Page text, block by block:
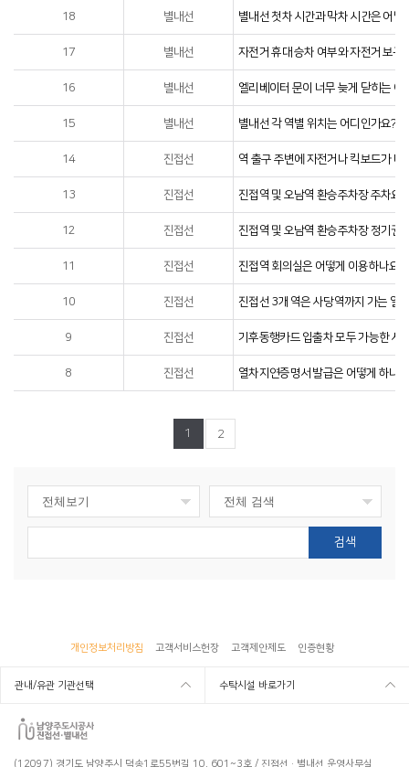
18 별내선 별내선 첫차 시간과 막차 시간은 어떻
17 별내선 자전거 휴대 승차 여부와 자전거 보관
16 별내선 엘리베이터 문이 너무 늦게 닫히는
15 별내선 별내선 각 역별 위치는 어디인가요?
14 진접선 역 출구 주변에 자전거나 킥보드가 너
13 진접선 진접역 및 오남역 환승주차장 주차요
12 진접선 진접역 및 오남역 환승주차장 정기권
11 진접선 진접역 회의실은 어떻게 이용하나요?
10 진접선 진접선 3개 역은 사당역까지 가는 열
9 진접선 기후동행카드 입출차 모두 가능한 서
8 진접선 열차지연증명서 발급은 어떻게 하나
1 2
검색
개인정보처리방침 고객서비스헌장 고객제안제도 인증현황
관내/유관 기관선택 수탁시설 바로가기
(12097) 경기도 남양주시 덕송1로55번길 10, 601~3호 / 진접선·별내선 운영사무실